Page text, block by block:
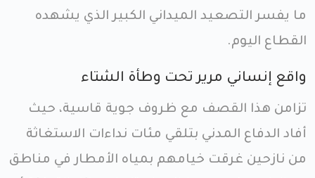
ما يفسر التصعيد الميداني الكبير الذي يشهده
القطاع اليوم.
واقع إنساني مرير تحت وطأة الشتاء
تزامن هذا القصف مع ظروف جوية قاسية، حيث
أفاد الدفاع المدني بتلقي مئات نداءات الاستغاثة
من نازحين غرقت خيامهم بمياه الأمطار في مناطق